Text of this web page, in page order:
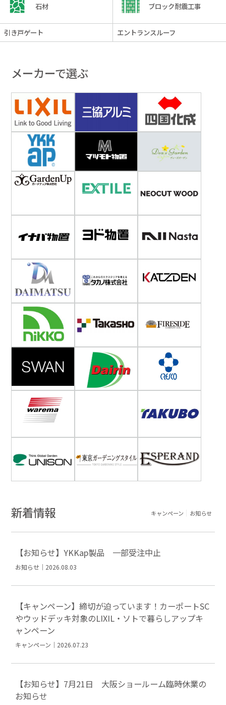
石材 ブロック耐震工事
引き戸ゲート エントランスルーフ
メーカーで選ぶ
新着情報 キャンペーン お知らせ
【お知らせ】YKKap製品 一部受注中止
お知らせ｜2026.08.03
【キャンペーン】締切が迫っています！カーポートSC
やウッドデッキ対象のLIXIL・ソトで暮らしアップキ
ャンペーン
キャンペーン｜2026.07.23
【お知らせ】7月21日 大阪ショールーム臨時休業の
お知らせ